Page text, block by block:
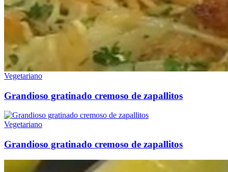
Vegetariano
Grandioso gratinado cremoso de zapallitos
Vegetariano
Grandioso gratinado cremoso de zapallitos